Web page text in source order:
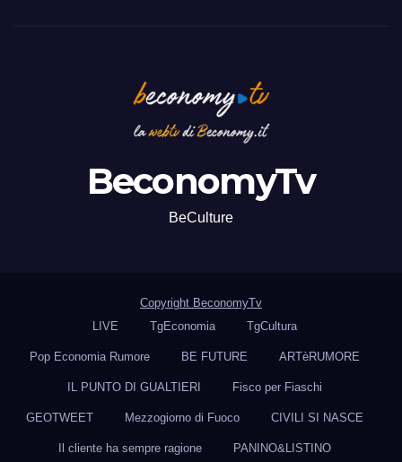
BeconomyTv
BeCulture
Copyright BeconomyTv
LIVE
TgEconomia TgCultura
Pop Economia Rumore BE FUTURE ARTèRUMORE
IL PUNTO DI GUALTIERI Fisco per Fiaschi
GEOTWEET Mezzogiorno di Fuoco CIVILI SI NASCE
Il cliente ha sempre ragione PANINO&LISTINO